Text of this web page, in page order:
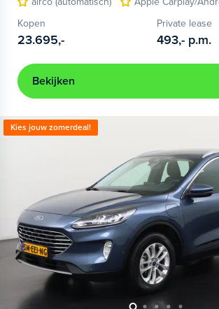
Kopen
23.695,-
Private lease
493,- p.m.
Bekijken
Kies jouw zomerdeal!